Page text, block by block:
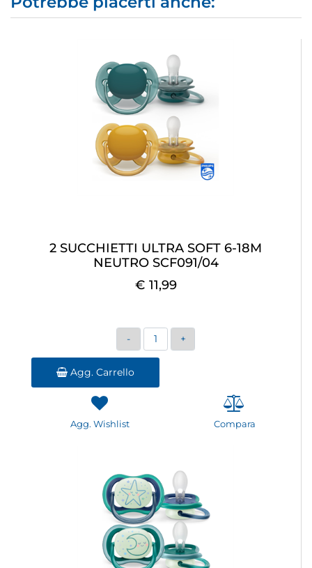
2 SUCCHIETTI ULTRA SOFT 6-18M
NEUTRO SCF091/04
€ 11,99
Quantità
Agg. Carrello
Agg. Wishlist Compara